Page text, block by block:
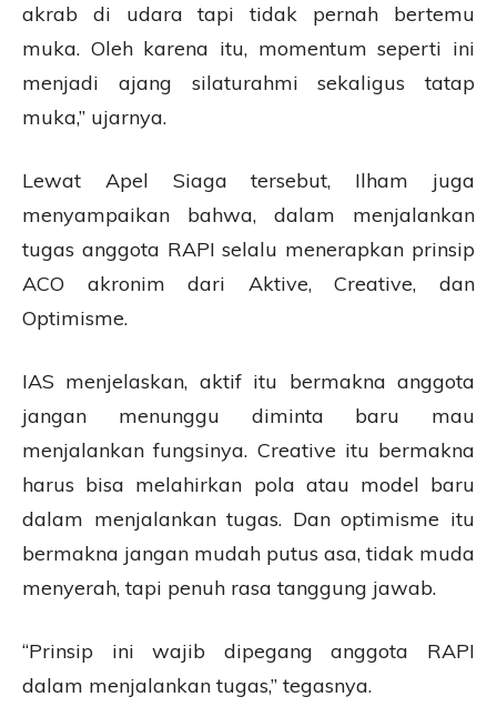
akrab di udara tapi tidak pernah bertemu
muka. Oleh karena itu, momentum seperti ini
menjadi ajang silaturahmi sekaligus tatap
muka,” ujarnya.
Lewat Apel Siaga tersebut, Ilham juga
menyampaikan bahwa, dalam menjalankan
tugas anggota RAPI selalu menerapkan prinsip
ACO akronim dari Aktive, Creative, dan
Optimisme.
IAS menjelaskan, aktif itu bermakna anggota
jangan menunggu diminta baru mau
menjalankan fungsinya. Creative itu bermakna
harus bisa melahirkan pola atau model baru
dalam menjalankan tugas. Dan optimisme itu
bermakna jangan mudah putus asa, tidak muda
menyerah, tapi penuh rasa tanggung jawab.
“Prinsip ini wajib dipegang anggota RAPI
dalam menjalankan tugas,” tegasnya.